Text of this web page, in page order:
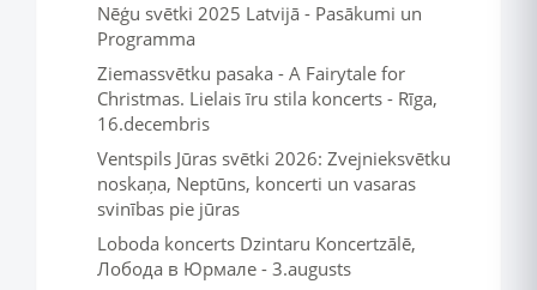
Nēģu svētki 2025 Latvijā - Pasākumi un
Programma
Ziemassvētku pasaka - A Fairytale for
Christmas. Lielais īru stila koncerts - Rīga,
16.decembris
Ventspils Jūras svētki 2026: Zvejnieksvētku
noskaņa, Neptūns, koncerti un vasaras
svinības pie jūras
Loboda koncerts Dzintaru Koncertzālē,
Лобода в Юрмале - 3.augusts